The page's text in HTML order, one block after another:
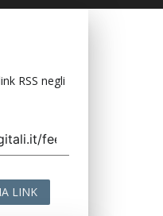
RSS negli
LINK